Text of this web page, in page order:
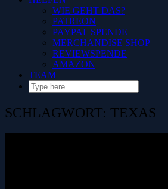
WIE GEHT DAS?
PATREON
PAYPAL SPENDE
MERCHANDISE SHOP
REVIEWSPENDE
AMAZON
TEAM
SCHLAGWORT: TEXAS